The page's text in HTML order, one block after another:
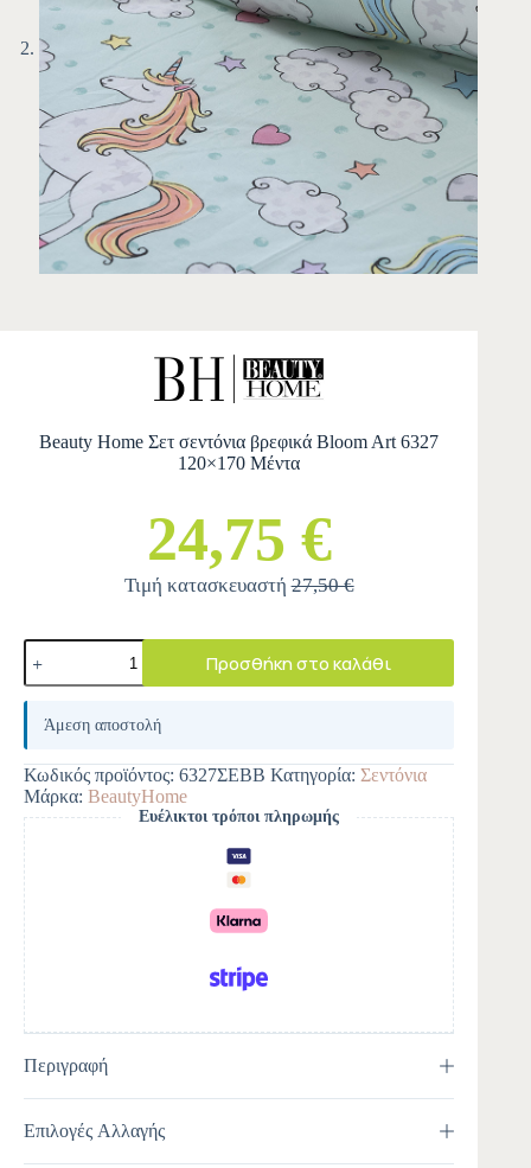
Beauty Home Σετ σεντόνια βρεφικά Bloom Art 6327
120×170 Μέντα
24,75 €
Τιμή κατασκευαστή27,50 €
Προσθήκη στο καλάθι
A
e
r
n
a
t
i
v
e
:
Άμεση αποστολή
Κωδικός προϊόντος: 6327ΣΕΒΒ Κατηγορία: Σεντόνια
Μάρκα: BeautyHome
Ευέλικτοι τρόποι πληρωμής
Περιγραφή
Επιλογές Αλλαγής